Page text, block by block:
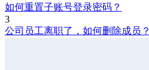
如何重置子账号登录密码？
3
公司员工离职了，如何删除成员？